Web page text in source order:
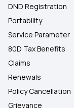
DND Registration
Portability
Service Parameter
80D Tax Benefits
Claims
Renewals
Policy Cancellation
Grievance